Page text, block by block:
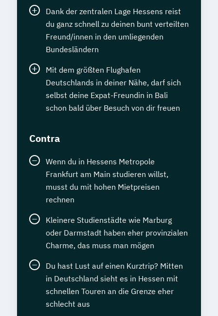
Dank der zentralen Lage Hessens reist
du ganz schnell zu deinen bunt verteilten
Freund/innen in den umliegenden
Bundesländern
Mit dem größten Flughafen
Deutschlands in deiner Nähe, darf sich
selbst deine Expat-Freundin in Bali
schon bald über Besuch von dir freuen
Contra
Wenn du in Hessens Metropole
Frankfurt am Main studieren willst,
musst du mit hohen Mietpreisen
rechnen
Kleinere Studienstädte wie Marburg
oder Darmstadt haben eher provinzialen
Charme, das muss man mögen
Du hast Lust auf einen Kurztrip? Mitten
in Deutschland sieht es in Hessen mit
schnellen Touren an die Grenze eher
schlecht aus